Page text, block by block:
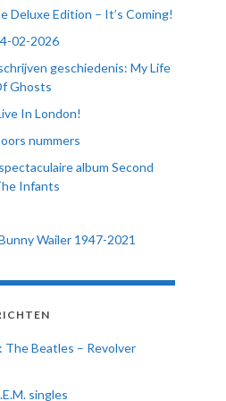
Deluxe Edition – It’s Coming!
02-2026
geschiedenis: My Life
Ghosts
In London!
nummers
album Second
Infants
Wailer 1947-2021
The Beatles – Revolver
singles